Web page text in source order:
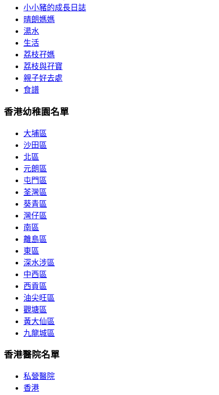
小小豬的成長日誌
晴朗媽媽
湯水
生活
荔枝孖媽
荔枝與孖寶
親子好去處
食譜
香港幼稚園名單
大埔區
沙田區
北區
元朗區
屯門區
荃灣區
葵青區
灣仔區
南區
離島區
東區
深水涉區
中西區
西貢區
油尖旺區
觀塘區
黃大仙區
九龍城區
香港醫院名單
私營醫院
香港